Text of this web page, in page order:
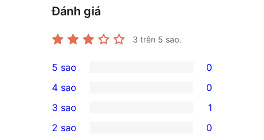
Đánh giá
3 trên 5 sao.
0
5-
star
reviews
5 sao 0
4-
star
4 sao 0
1
3-
3 sao 1
2 sao 0